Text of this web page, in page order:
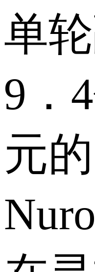
单
9．
元的